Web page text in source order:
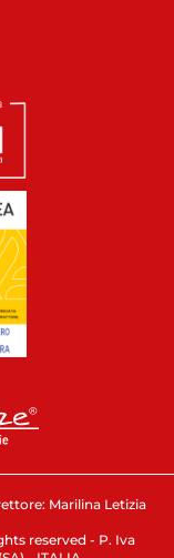
Marilina Letizia
reserved - P. Iva